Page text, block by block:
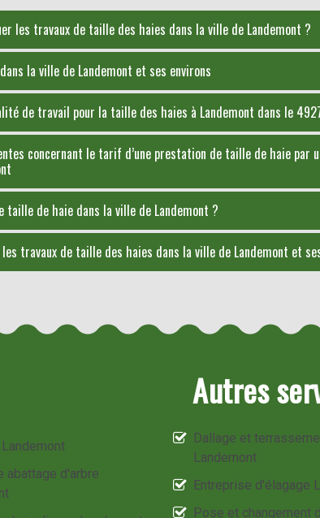
les travaux de taille des haies dans la ville de Landemont ?
la ville de Landemont et ses environs
de travail pour la taille des haies à Landemont dans le
concernant le tarif d’une prestation de taille de haie par
de haie dans la ville de Landemont ?
travaux de taille des haies dans la ville de Landemont et
Autres
abattage d'arbre
Dallage et
Landemont
Entreprise d'élagage
Pose et changement